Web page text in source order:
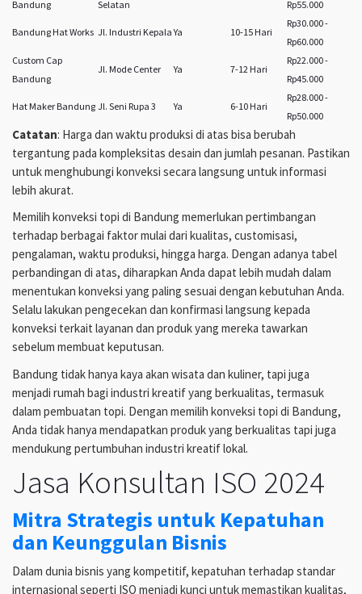
Bandung
Selatan
Rp55.000
Bandung Hat Works Jl. Industri Kepala Ya 10-15 Hari
Rp30.000 -
Rp60.000
Custom Cap
Bandung
Jl. Mode Center Ya 7-12 Hari
Rp22.000 -
Rp45.000
Hat Maker Bandung Jl. Seni Rupa 3 Ya 6-10 Hari
Rp28.000 -
Rp50.000
Catatan: Harga dan waktu produksi di atas bisa berubah
tergantung pada kompleksitas desain dan jumlah pesanan. Pastikan
untuk menghubungi konveksi secara langsung untuk informasi
lebih akurat.
Memilih konveksi topi di Bandung memerlukan pertimbangan
terhadap berbagai faktor mulai dari kualitas, customisasi,
pengalaman, waktu produksi, hingga harga. Dengan adanya tabel
perbandingan di atas, diharapkan Anda dapat lebih mudah dalam
menentukan konveksi yang paling sesuai dengan kebutuhan Anda.
Selalu lakukan pengecekan dan konfirmasi langsung kepada
konveksi terkait layanan dan produk yang mereka tawarkan
sebelum membuat keputusan.
Bandung tidak hanya kaya akan wisata dan kuliner, tapi juga
menjadi rumah bagi industri kreatif yang berkualitas, termasuk
dalam pembuatan topi. Dengan memilih konveksi topi di Bandung,
Anda tidak hanya mendapatkan produk yang berkualitas tapi juga
mendukung pertumbuhan industri kreatif lokal.
Jasa Konsultan ISO 2024
Mitra Strategis untuk Kepatuhan
dan Keunggulan Bisnis
Dalam dunia bisnis yang kompetitif, kepatuhan terhadap standar
internasional seperti ISO menjadi kunci untuk memastikan kualitas,